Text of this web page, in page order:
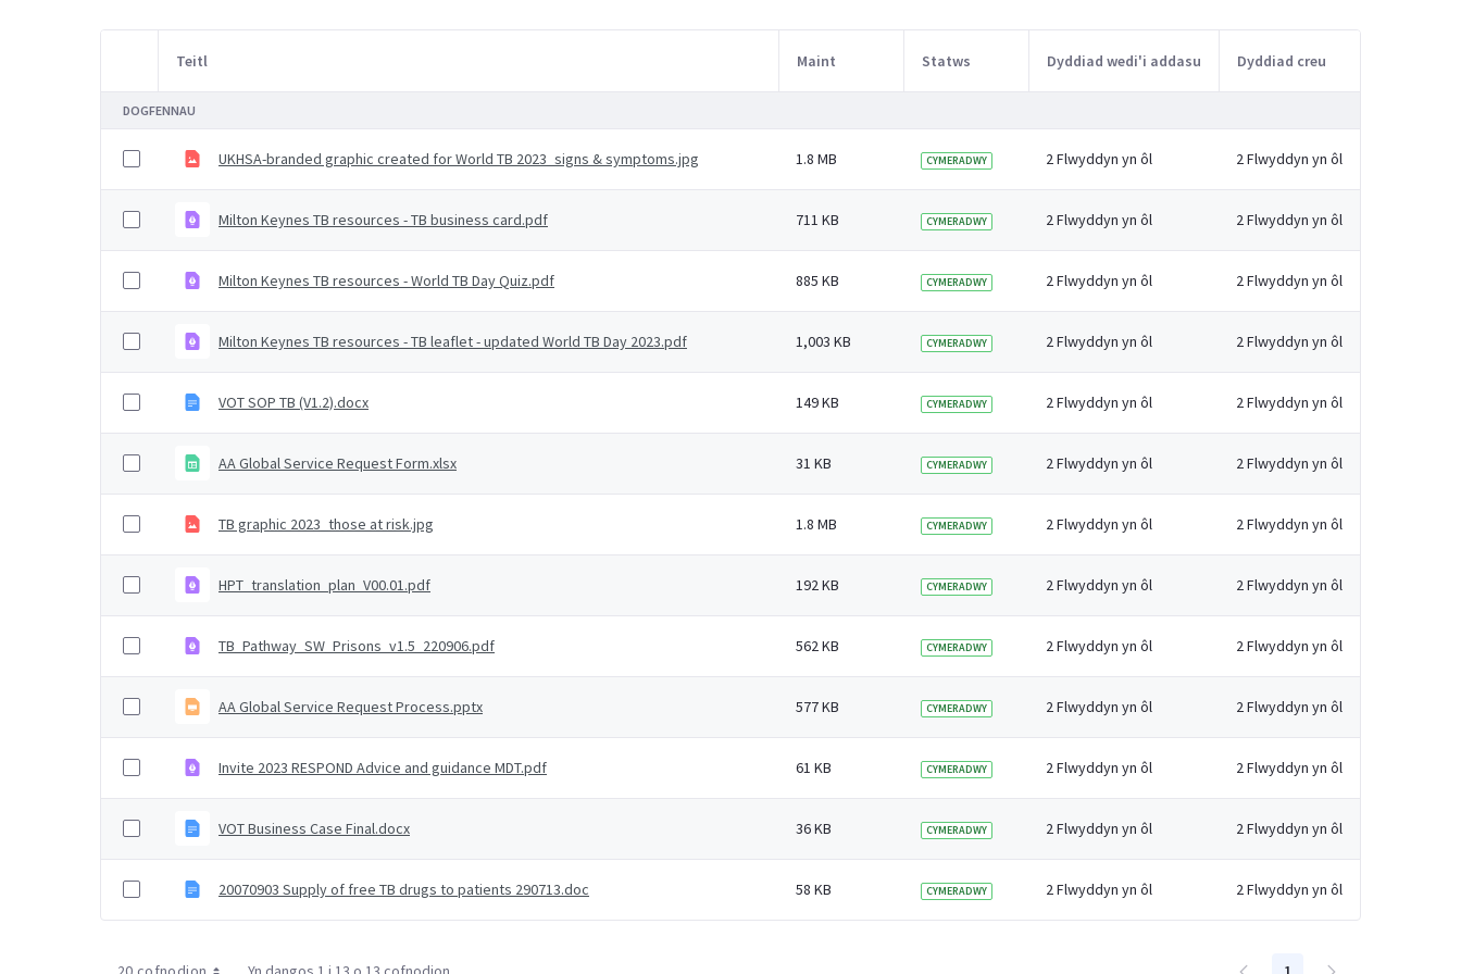
Item Selection
Teitl Maint Statws Dyddiad wedi'i addasu Dyddiad creu
DOGFENNAU
UKHSA-branded graphic created for World TB 2023_signs & symptoms.jpg 1.8 MB CYMERADWY 2 Flwyddyn yn ôl 2 Flwyddyn yn ôl
Milton Keynes TB resources - TB business card.pdf 711 KB CYMERADWY 2 Flwyddyn yn ôl 2 Flwyddyn yn ôl
Milton Keynes TB resources - World TB Day Quiz.pdf 885 KB CYMERADWY 2 Flwyddyn yn ôl 2 Flwyddyn yn ôl
Milton Keynes TB resources - TB leaflet - updated World TB Day 2023.pdf 1,003 KB CYMERADWY 2 Flwyddyn yn ôl 2 Flwyddyn yn ôl
VOT SOP TB (V1.2).docx 149 KB CYMERADWY 2 Flwyddyn yn ôl 2 Flwyddyn yn ôl
AA Global Service Request Form.xlsx 31 KB CYMERADWY 2 Flwyddyn yn ôl 2 Flwyddyn yn ôl
TB graphic 2023_those at risk.jpg 1.8 MB CYMERADWY 2 Flwyddyn yn ôl 2 Flwyddyn yn ôl
HPT_translation_plan_V00.01.pdf 192 KB CYMERADWY 2 Flwyddyn yn ôl 2 Flwyddyn yn ôl
TB_Pathway_SW_Prisons_v1.5_220906.pdf 562 KB CYMERADWY 2 Flwyddyn yn ôl 2 Flwyddyn yn ôl
AA Global Service Request Process.pptx 577 KB CYMERADWY 2 Flwyddyn yn ôl 2 Flwyddyn yn ôl
Invite 2023 RESPOND Advice and guidance MDT.pdf 61 KB CYMERADWY 2 Flwyddyn yn ôl 2 Flwyddyn yn ôl
VOT Business Case Final.docx 36 KB CYMERADWY 2 Flwyddyn yn ôl 2 Flwyddyn yn ôl
20070903 Supply of free TB drugs to patients 290713.doc 58 KB CYMERADWY 2 Flwyddyn yn ôl 2 Flwyddyn yn ôl